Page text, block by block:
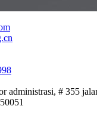
administrasi, # 355